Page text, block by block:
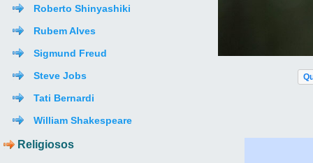
Roberto Shinyashiki
Rubem Alves
Sigmund Freud
Steve Jobs
Tati Bernardi
William Shakespeare
Religiosos